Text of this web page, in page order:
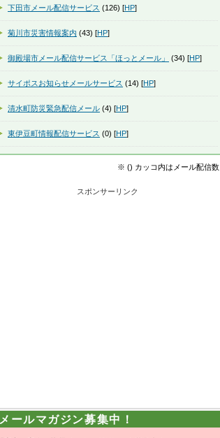
下田市メール配信サービス (126) [HP]
菊川市災害情報案内 (43) [HP]
御殿場市メール配信サービス「ほっとメール」 (34) [HP]
サイポスお知らせメールサービス (14) [HP]
清水町防災緊急配信メール (4) [HP]
東伊豆町情報配信サービス (0) [HP]
※ () カッコ内はメール配信数
スポンサーリンク
メールマガジン募集中！